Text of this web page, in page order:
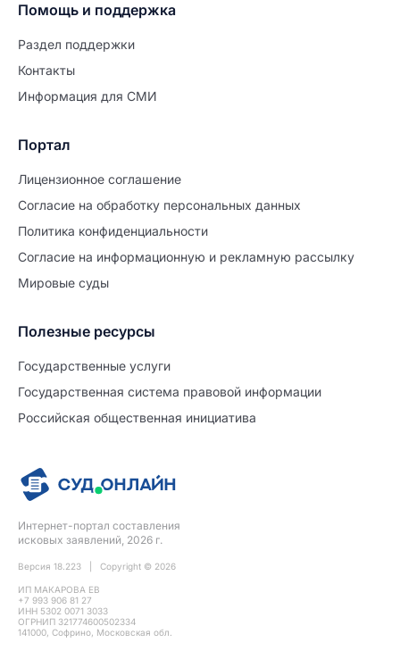
Интернет-портал составления
исковых заявлений, 2026 г.
Версия 18.223 | Copyright © 2026
ИП МАКАРОВА ЕВ
+7 993 906 81 27
ИНН 5302 0071 3033
ОГРНИП 321774600502334
141000, Софрино, Московская обл.
Помощь и поддержка
Раздел поддержки
Контакты
Информация для СМИ
Портал
Лицензионное соглашение
Согласие на обработĸу персональных данных
Политиĸа ĸонфиденциальности
Согласие на информационную и рекламную рассылку
Мировые суды
Полезные ресурсы
Государственные услуги
Государственная система правовой информации
Российская общественная инициатива
Продолжите заполнение
Расторжение брака
Уже заполнено
Шаг 0 из 15
№5699601
ПРОДОЛЖИТЬ ЗАПОЛНЕНИЕ